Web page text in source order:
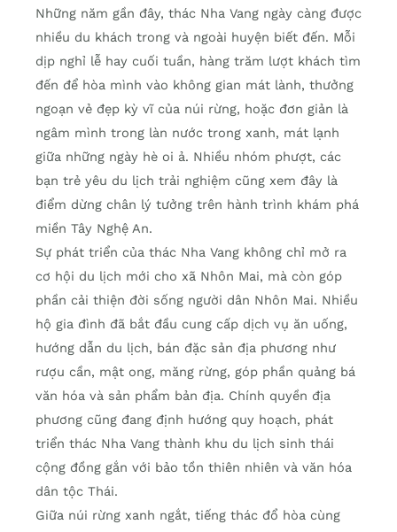
Những năm gần đây, thác Nha Vang ngày càng được
nhiều du khách trong và ngoài huyện biết đến. Mỗi
dịp nghỉ lễ hay cuối tuần, hàng trăm lượt khách tìm
đến để hòa mình vào không gian mát lành, thưởng
ngoạn vẻ đẹp kỳ vĩ của núi rừng, hoặc đơn giản là
ngâm mình trong làn nước trong xanh, mát lạnh
giữa những ngày hè oi ả. Nhiều nhóm phượt, các
bạn trẻ yêu du lịch trải nghiệm cũng xem đây là
điểm dừng chân lý tưởng trên hành trình khám phá
miền Tây Nghệ An.
Sự phát triển của thác Nha Vang không chỉ mở ra
cơ hội du lịch mới cho xã Nhôn Mai, mà còn góp
phần cải thiện đời sống người dân Nhôn Mai. Nhiều
hộ gia đình đã bắt đầu cung cấp dịch vụ ăn uống,
hướng dẫn du lịch, bán đặc sản địa phương như
rượu cần, mật ong, măng rừng, góp phần quảng bá
văn hóa và sản phẩm bản địa. Chính quyền địa
phương cũng đang định hướng quy hoạch, phát
triển thác Nha Vang thành khu du lịch sinh thái
cộng đồng gắn với bảo tồn thiên nhiên và văn hóa
dân tộc Thái.
Giữa núi rừng xanh ngắt, tiếng thác đổ hòa cùng